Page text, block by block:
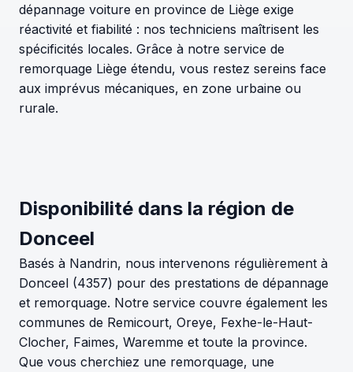
dépannage voiture en province de Liège exige
réactivité et fiabilité : nos techniciens maîtrisent les
spécificités locales. Grâce à notre service de
remorquage Liège étendu, vous restez sereins face
aux imprévus mécaniques, en zone urbaine ou
rurale.
Disponibilité dans la région de
Donceel
Basés à Nandrin, nous intervenons régulièrement à
Donceel (4357) pour des prestations de dépannage
et remorquage. Notre service couvre également les
communes de Remicourt, Oreye, Fexhe-le-Haut-
Clocher, Faimes, Waremme et toute la province.
Que vous cherchiez une remorquage, une